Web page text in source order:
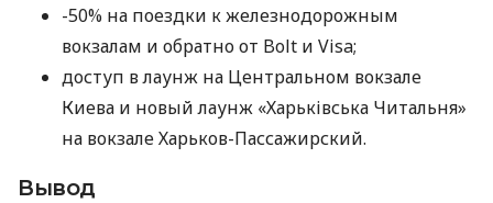
-50% на поездки к железнодорожным
вокзалам и обратно от Bolt и Visa;
доступ в лаунж на Центральном вокзале
Киева и новый лаунж «Харьківська Читальня»
на вокзале Харьков-Пассажирский.
Вывод